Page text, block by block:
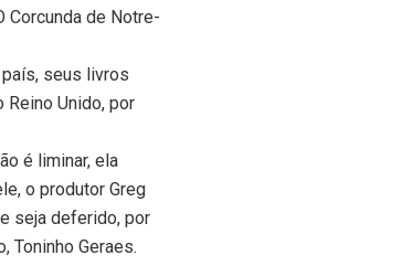
Corcunda de Notre-
seus livros
Unido, por
é liminar, ela
o produtor Greg
seja deferido, por
Toninho Geraes.